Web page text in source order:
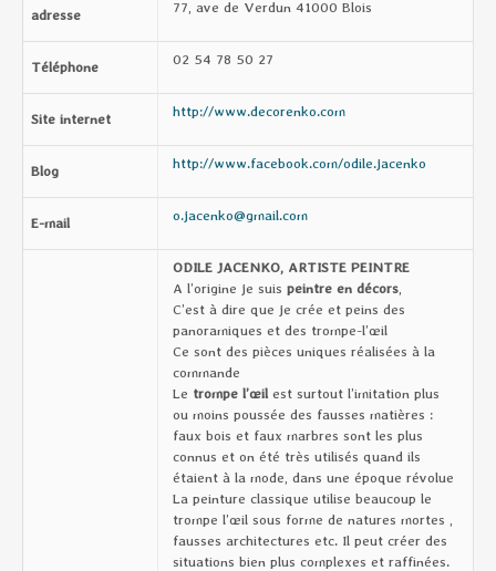
adresse 77, ave de Verdun 41000 Blois
Téléphone 02 54 78 50 27
Site internet http://www.decorenko.com
Blog http://www.facebook.com/odile.jacenko
E-mail o.jacenko@gmail.com
ODILE JACENKO, ARTISTE PEINTRE
A l’origine je suis peintre en décors
C’est à dire que je crée et peins des
panoramiques et des trompe-l’œil
Ce sont des pièces uniques réalisées à la
commande
Le trompe l’œil est surtout l’imitation plus
ou moins poussée des fausses matières :
faux bois et faux marbres sont les plus
connus et on été très utilisés quand ils
étaient à la mode, dans une époque révolue
La peinture classique utilise beaucoup le
trompe l’œil sous forme de natures mortes ,
fausses architectures etc. Il peut créer des
situations bien plus complexes et raffinées.